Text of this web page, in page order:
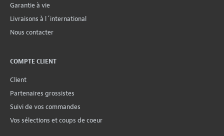
Garantie à vie
Livraisons à l´international
Nous contacter
COMPTE CLIENT
Client
Partenaires grossistes
Suivi de vos commandes
Vos sélections et coups de coeur